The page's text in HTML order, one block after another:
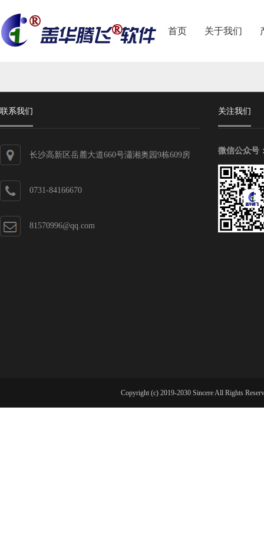
首页 关于我们
联系我们
长沙高新区岳麓大道660号瀟湘奥园9栋609房
0731-84166670
81570996@qq.com
关注我们
微信公众号
Copyright (c) 2019-2030 Sincere All Rights